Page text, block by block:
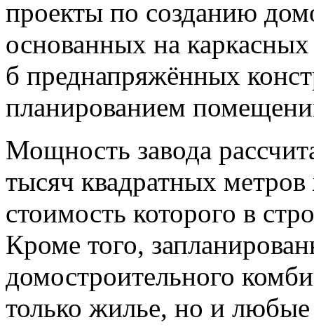
проекты по созданию
основанных на
б преднапряжённых
планированием
Мощность завода
тысяч квадратных
стоимость которого в
Кроме того,
домостроительного
только жилье, но и